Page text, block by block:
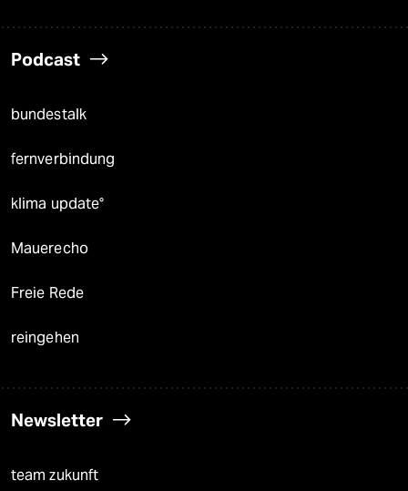
Podcast
bundestalk
fernverbindung
klima update°
Mauerecho
Freie Rede
reingehen
Newsletter
team zukunft